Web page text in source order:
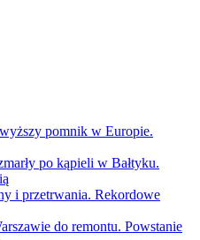
pomnik w Europie.
po kąpieli w Bałtyku.
i przetrwania. Rekordowe
do remontu. Powstanie